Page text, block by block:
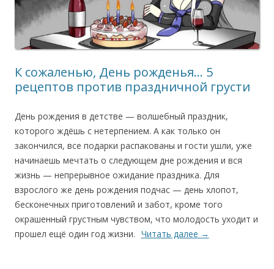
К сожаленью, День рожденья… 5
рецептов против праздничной грусти
День рождения в детстве — волшебный праздник,
которого ждёшь с нетерпением. А как только он
закончился, все подарки распакованы и гости ушли, уже
начинаешь мечтать о следующем дне рождения и вся
жизнь — непрерывное ожидание праздника. Для
взрослого же день рождения подчас — день хлопот,
бесконечных приготовлений и забот, кроме того
окрашенный грустным чувством, что молодость уходит и
прошел ещё один год жизни. Читать далее →